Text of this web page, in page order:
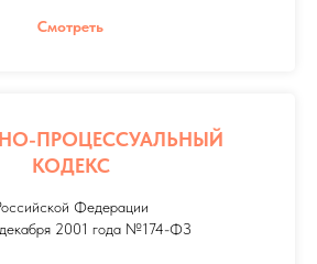
Смотреть
ПРОЦЕССУАЛЬНЫЙ
КОДЕКС
Федерации
2001 года №174-ФЗ